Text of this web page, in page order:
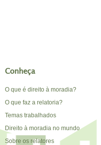
Conheça
O que é direito à moradia?
O que faz a relatoria?
Temas trabalhados
Direito à moradia no mundo
Sobre os relatores